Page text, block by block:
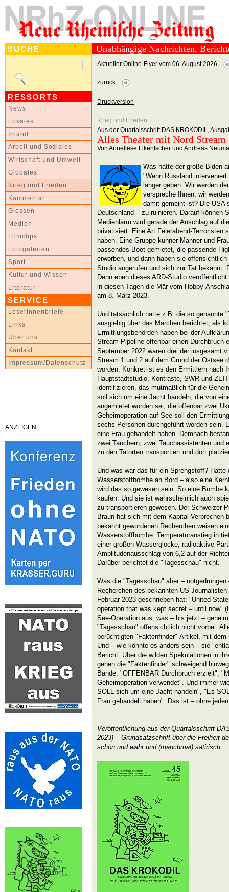
SUCHE
RESSORTS
News
Lokales
Inland
Arbeit und Soziales
Wirtschaft und Umwelt
Globales
Krieg und Frieden
Kommentar
Glossen
Medien
Filmclips
Fotogalerien
Sport
Kultur und Wissen
Literatur
SERVICE
LeserInnenbriefe
Links
Über uns
Kontakt
Impressum/Datenschutz
ANZEIGEN
Unabhängige Nachrichten,
Aktueller Online-Flyer vom 06. August 2026
zurück
Druckversion
Krieg und Frieden
Aus der Quartalsschrift DAS KROKODIL,
Alles Theater mit Nord Stream
Von Anneliese Fikentscher und Andreas
Was hatte der große Biden
"Wenn Russland
länger geben. Wir werden
verspreche Ihnen, wir
damit gemeint ist? Die USA
Deutschland – zu ruinieren. Darauf können
Medienlärm wird gerade der Anschlag auf
privatisiert: Eine Art Feierabend-Terroristen
haben. Eine Gruppe kühner Männer und
passendes Boot gemietet, die passende
erworben, und dann haben sie
Studio angerufen und sich zur Tat bekannt.
Denn eben dieses ARD-Studio
in diesen Tagen die Mär vom Hobby-
am 8. März 2023.
Und tatsächlich hatte z.B. die so genannte
ausgiebig über das Märchen berichtet, als
Ermittlungsbehörden haben bei der
Stream-Pipeline offenbar einen Durchbruch
September 2022 waren drei der insgesamt
Stream 1 und 2 auf dem Grund der Ostsee
worden. Konkret ist es den Ermittlern nach
Hauptstadtstudio, Kontraste, SWR und
identifizieren, das mutmaßlich für die
soll sich um eine Jacht handeln, die von
angemietet worden sei, die offenbar zwei
Geheimoperation auf See soll den
sechs Personen durchgeführt worden sein.
eine Frau gehandelt haben. Demnach
zwei Tauchern, zwei Tauchassistenten und
zu den Tatorten transportiert und dort
Und was war das für ein Sprengstoff?
Wasserstoffbombe an Bord – also eine
wird das so gewesen sein. So eine Bombe
kaufen. Und sie ist wahrscheinlich auch
zu transportieren gewesen. Der Schweizer
Braun hat sich mit dem Kapital-Verbrechen
bekannt gewordenen Recherchen weisen
Wasserstoffbombe: Temperaturanstieg in
einer großen Wasserglocke, radioaktive
Amplitudenausschlag von 6,2 auf der
Darüber berichtet die "Tagesschau" nicht.
Was die "Tagesschau" aber –
Recherchen des bekannten US-
Februar 2023 geschrieben hat: "United
operation that was kept secret – until now"
See-Operation aus, was – bis jetzt –
"Tagesschau" offensichtlich nicht vorbei.
berüchtigten "Faktenfinder"-Artikel, mit
Und – wie könnte es anders sein – sie
Bericht. Über die wilden Spekulationen in
gehen die "Faktenfinder" schweigend
Bände: "OFFENBAR Durchbruch erzielt",
Geheimoperation verwendet". Und immer
SOLL sich um eine Jacht handeln", "Es
Frau gehandelt haben". Das ist – ohne
Veröffentlichung aus der Quartalsschrift
2023) – Grundsatzschrift über die Freiheit
schön und wahr und (manchmal) satirisch.